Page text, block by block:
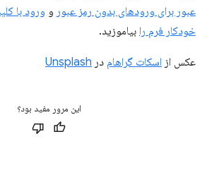
عبور برای ورودهای بدون رمز عبور و ورود با
خودکار فرم را بیاموزید.
عکس از اسکات گراهام در Unsplash
این مرور مفید بود؟